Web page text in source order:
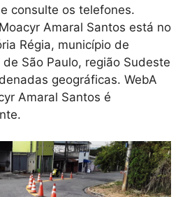
consulte os telefones.
Amaral Santos está no
Régia, município de
São Paulo, região Sudeste
geográficas. WebA
Amaral Santos é